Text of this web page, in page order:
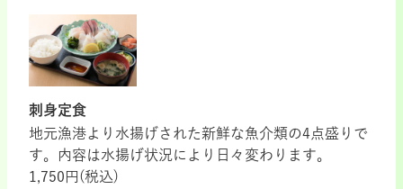
刺身定食
地元漁港より水揚げされた新鮮な魚介類の4点盛りで
す。内容は水揚げ状況により日々変わります。
1,750円(税込)